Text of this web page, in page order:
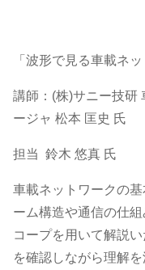
「波形で見る車載ネ
講師：(株)サニー技研
ージャ 松本 匡史 氏
担当 鈴木 悠真 氏
車載ネットワークの
ーム構造や通信の仕
コープを用いて解説
を確認しながら理解